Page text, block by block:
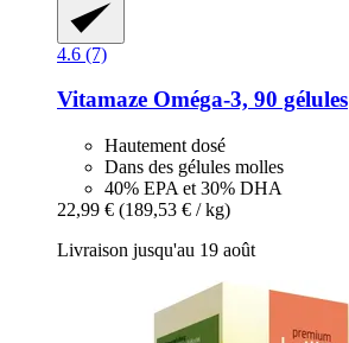
4.6 (7)
Vitamaze Oméga-​3, 90 gélules
Hautement dosé
Dans des gélules molles
40% EPA et 30% DHA
22,99 € (189,53 € / kg)
Livraison jusqu'au 19 août